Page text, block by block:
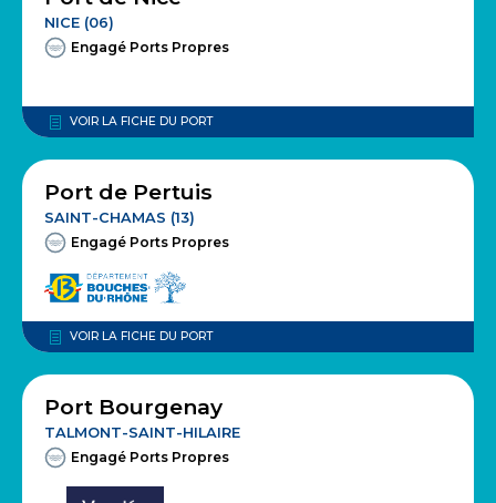
NICE (06)
Engagé Ports Propres
VOIR LA FICHE DU PORT
Port de Pertuis
SAINT-CHAMAS (13)
Engagé Ports Propres
VOIR LA FICHE DU PORT
Port Bourgenay
TALMONT-SAINT-HILAIRE
Engagé Ports Propres